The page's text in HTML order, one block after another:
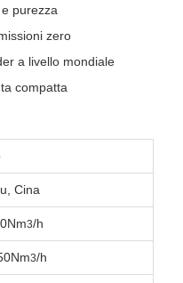
purezza
zero
a livello mondiale
compatta
Cina
3/h
3/h